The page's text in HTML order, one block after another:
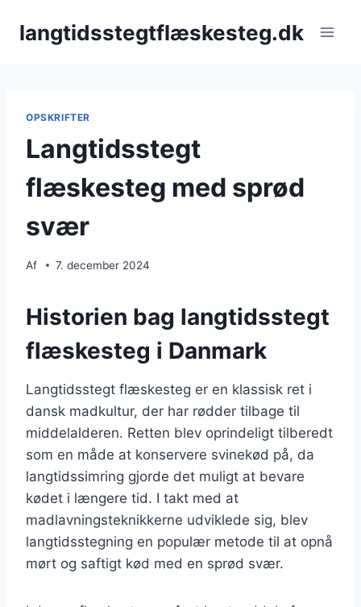
langtidsstegtflæskesteg.dk
OPSKRIFTER
Langtidsstegt
flæskesteg med sprød
svær
Af 7. december 2024
Historien bag langtidsstegt
flæskesteg i Danmark
Langtidsstegt flæskesteg er en klassisk ret i
dansk madkultur, der har rødder tilbage til
middelalderen. Retten blev oprindeligt tilberedt
som en måde at konservere svinekød på, da
langtidssimring gjorde det muligt at bevare
kødet i længere tid. I takt med at
madlavningsteknikkerne udviklede sig, blev
langtidsstegning en populær metode til at opnå
mørt og saftigt kød med en sprød svær.